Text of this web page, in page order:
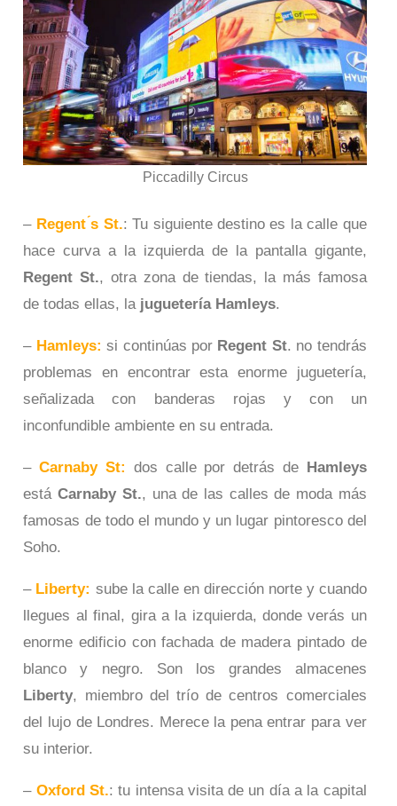
Piccadilly Circus
– Regent ́s St.: Tu siguiente destino es la calle que
hace curva a la izquierda de la pantalla gigante,
Regent St., otra zona de tiendas, la más famosa
de todas ellas, la juguetería Hamleys.
– Hamleys: si continúas por Regent St. no tendrás
problemas en encontrar esta enorme juguetería,
señalizada con banderas rojas y con un
inconfundible ambiente en su entrada.
–Carnaby St: dos calle por detrás de
Hamleys
estáCarnaby St., una de las calles de moda más
famosas de todo el mundo y un lugar pintoresco del
Soho.
– Liberty: sube la calle en dirección norte y cuando
llegues al final, gira a la izquierda, donde verás un
enorme edificio con fachada de madera pintado de
blanco y negro. Son los grandes almacenes
Liberty, miembro del trío de centros comerciales
del lujo de Londres. Merece la pena entrar para ver
su interior.
– Oxford St.: tu intensa visita de un día a la capital